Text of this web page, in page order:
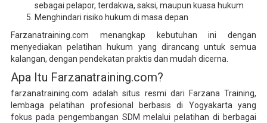
sebagai pelapor, terdakwa, saksi, maupun kuasa hukum
Menghindari risiko hukum di masa depan
Farzanatraining.com menangkap kebutuhan ini dengan
menyediakan pelatihan hukum yang dirancang untuk semua
kalangan, dengan pendekatan praktis dan mudah dicerna.
Apa Itu Farzanatraining.com?
farzanatraining.com adalah situs resmi dari Farzana Training,
lembaga pelatihan profesional berbasis di Yogyakarta yang
fokus pada pengembangan SDM melalui pelatihan di berbagai